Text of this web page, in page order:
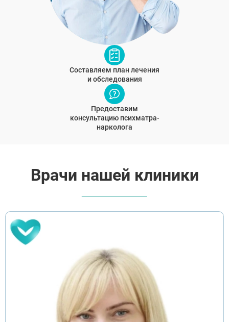
Составляем план лечения
и обследования
Предоставим
консультацию психматра-
нарколога
Врачи нашей клиники
ВЫБРАТЬ ГОРОД
Видное
Балашиха
Воскресенск
Долгопрудный
Жуковский
Ивантеевка